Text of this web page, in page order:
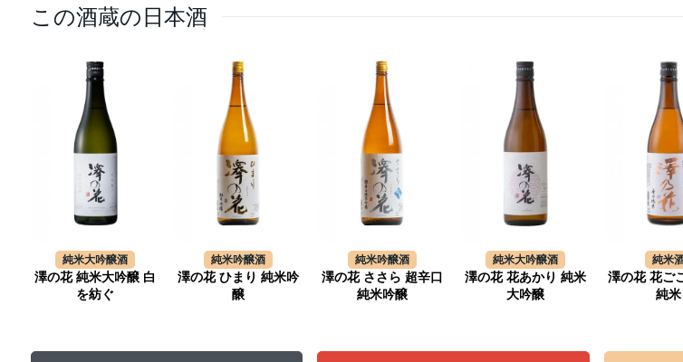
この酒蔵の日本酒
純米大吟醸酒
澤の花 純米大吟醸 白
を紡ぐ
純米吟醸酒
澤の花 ひまり 純米吟
醸
純米吟醸酒
澤の花 ささら 超辛口
純米吟醸
純米大吟醸酒
澤の花 花あかり 純米
大吟醸
純米
澤の花 花ご
純米